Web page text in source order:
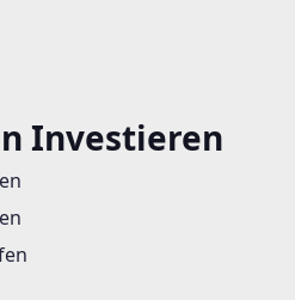
Investieren